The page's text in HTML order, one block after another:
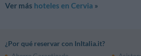
Ver más hoteles en Cervia »
¿Por qué reservar con InItalia.it?